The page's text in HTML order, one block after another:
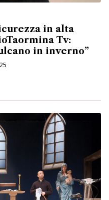
in alta
Tv:
in inverno”